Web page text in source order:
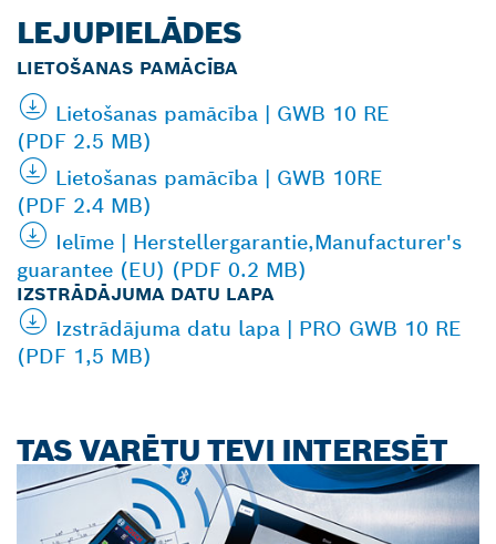
LEJUPIELĀDES
LIETOŠANAS PAMĀCĪBA
Lietošanas pamācība | GWB 10 RE
(PDF 2.5 MB)
Lietošanas pamācība | GWB 10RE
(PDF 2.4 MB)
Ielīme | Herstellergarantie,Manufacturer's
guarantee (EU) (PDF 0.2 MB)
IZSTRĀDĀJUMA DATU LAPA
Izstrādājuma datu lapa | PRO GWB 10 RE
(PDF 1,5 MB)
TAS VARĒTU TEVI INTERESĒT